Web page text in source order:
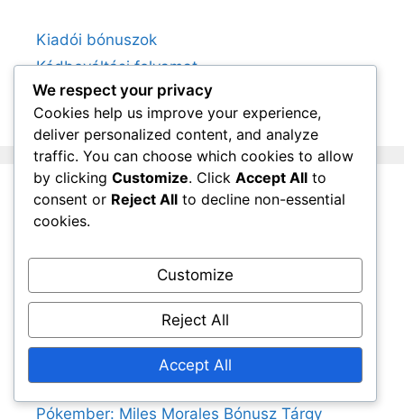
Kiadói bónuszok
Kódbeváltási folyamat
Ultimate Edition Frissítések
Legutóbbi bejegyzések
Spider-Man: Miles Morales Digitális Kiadás
Spider-Man: Miles Morales Ultimate Edition
Frissítési Opciók
Spider-Man: Miles Morales Ultimate Edition
Frissítés GYIK
Pókember: Miles Morales Bónusz Tárgy
We respect your privacy
Cookies help us improve your experience,
deliver personalized content, and analyze
traffic. You can choose which cookies to allow
by clicking Customize. Click Accept All to
consent or Reject All to decline non-essential
cookies.
Customize
Reject All
Accept All